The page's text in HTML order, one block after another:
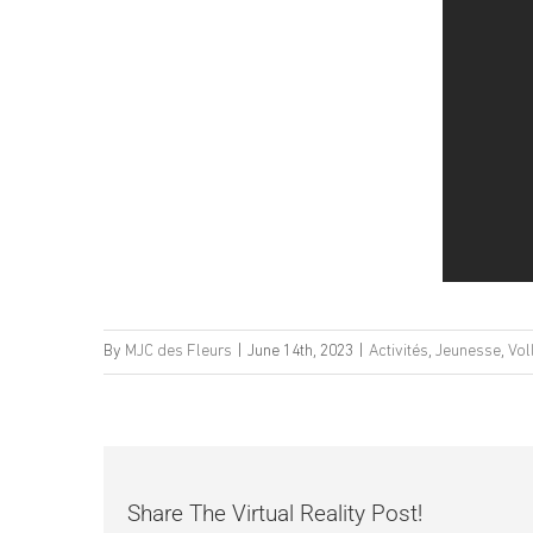
By MJC des Fleurs June 14th, 2023 Activités, Jeunesse,
Share The Virtual Reality Post!